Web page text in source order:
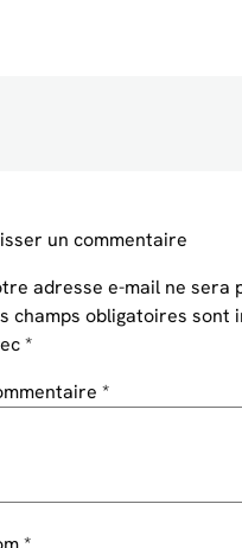
un commentaire
adresse e-mail ne sera
champs obligatoires sont
*
*